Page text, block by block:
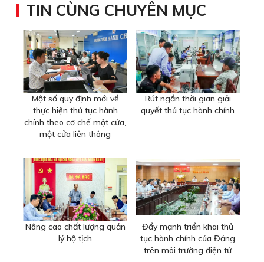
TIN CÙNG CHUYÊN MỤC
Một số quy định mới về
thực hiện thủ tục hành
chính theo cơ chế một cửa,
một cửa liên thông
Rút ngắn thời gian giải
quyết thủ tục hành chính
Nâng cao chất lượng quản
lý hộ tịch
Đẩy mạnh triển khai thủ
tục hành chính của Đảng
trên môi trường điện tử